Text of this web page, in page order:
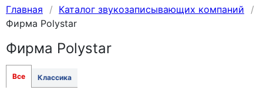
Главная
Каталог звукозаписывающих компаний
Фирма Polystar
Фирма Polystar
Все Классика